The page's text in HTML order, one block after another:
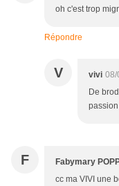
oh c'est trop
Répondre
V vivi 08/
De
F Fabymary
cc ma VIVI une